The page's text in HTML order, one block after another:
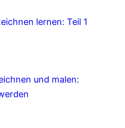
lernen: Teil 1
und malen: